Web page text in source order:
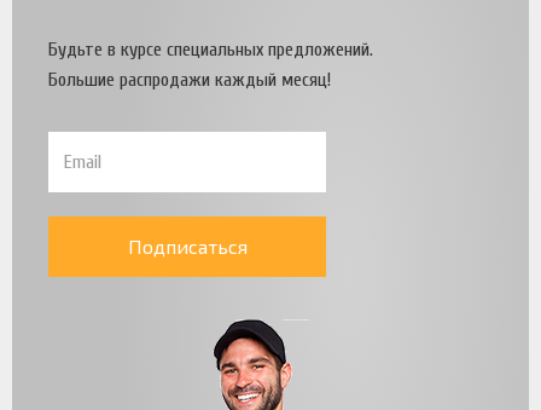
Будьте в курсе специальных предложений.
Большие распродажи каждый месяц!
Подписаться